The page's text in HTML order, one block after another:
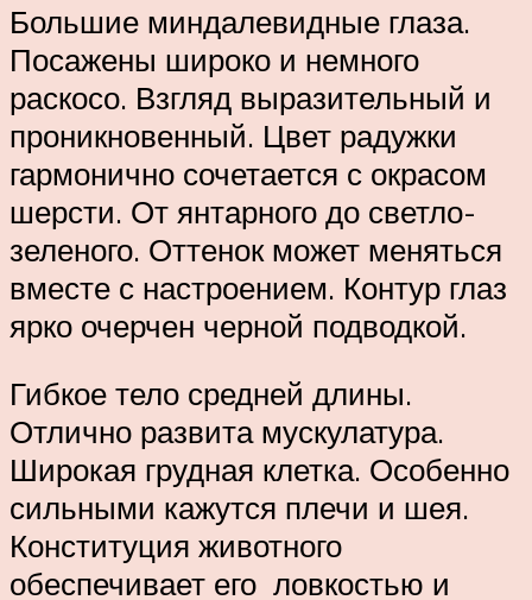
Большие миндалевидные глаза.
Посажены широко и немного
раскосо. Взгляд выразительный и
проникновенный. Цвет радужки
гармонично сочетается с окрасом
шерсти. От янтарного до светло-
зеленого. Оттенок может меняться
вместе с настроением. Контур глаз
ярко очерчен черной подводкой.
Гибкое тело средней длины.
Отлично развита мускулатура.
Широкая грудная клетка. Особенно
сильными кажутся плечи и шея.
Конституция животного
обеспечивает его ловкостью и